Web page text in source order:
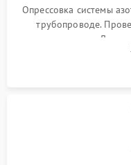
Опрессовка системы
трубопроводе.
течеискателем.
продувка